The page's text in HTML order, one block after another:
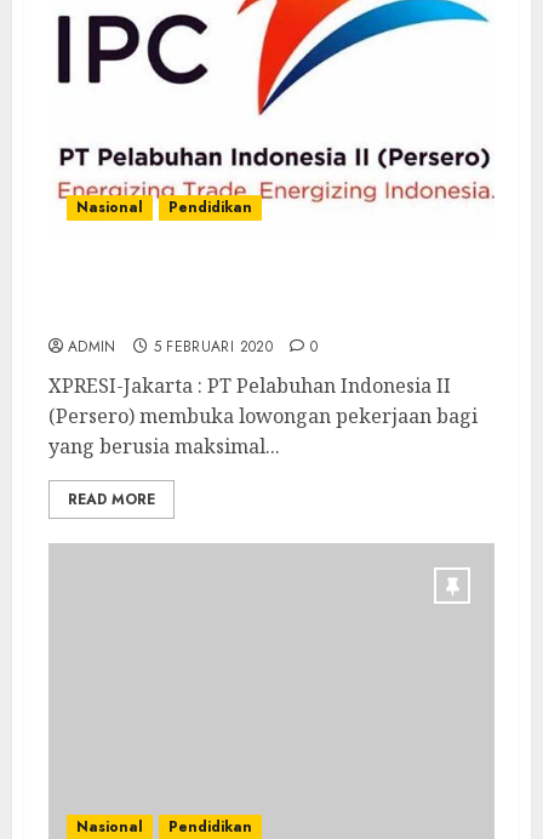
Nasional Pendidikan
ADMIN 5 FEBRUARI 2020 0
XPRESI-Jakarta : PT Pelabuhan Indonesia II
(Persero) membuka lowongan pekerjaan bagi
yang berusia maksimal...
READ MORE
Nasional Pendidikan